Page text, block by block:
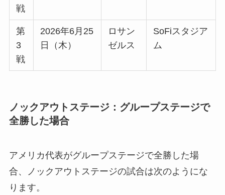
戦
第
3
戦
2026年6月25
日（木）
ロサン
ゼルス
SoFiスタジア
ム
ノックアウトステージ：グループステージで
全勝した場合
アメリカ代表がグループステージで全勝した場
合、ノックアウトステージの試合は次のようにな
ります。